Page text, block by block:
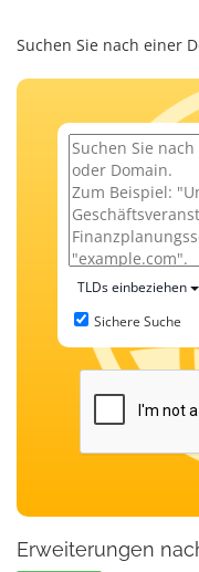
Suchen Sie nach einer
TLDs einbeziehen
Sichere Suche
Erweiterungen